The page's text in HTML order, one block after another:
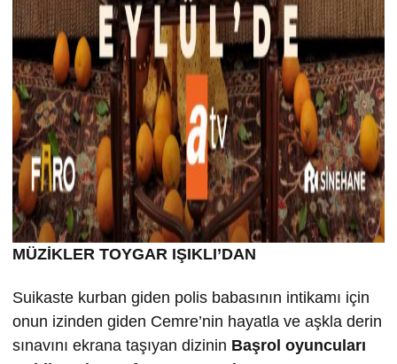
MÜZİKLER TOYGAR IŞIKLI’DAN
Suikaste kurban giden polis babasının intikamı için
onun izinden giden Cemre’nin hayatla ve aşkla derin
sınavını ekrana taşıyan dizinin Başrol oyuncuları